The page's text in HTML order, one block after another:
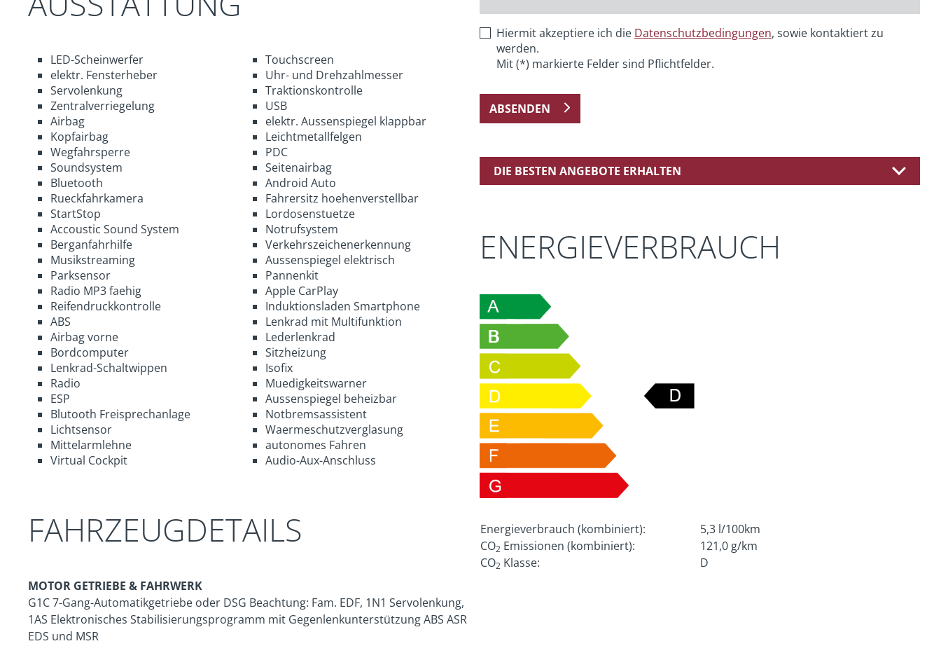
LED-Scheinwerfer
elektr. Fensterheber
Servolenkung
Zentralverriegelung
Airbag
Kopfairbag
Wegfahrsperre
Soundsystem
Bluetooth
Rueckfahrkamera
StartStop
Accoustic Sound System
Berganfahrhilfe
Musikstreaming
Parksensor
Radio MP3 faehig
Reifendruckkontrolle
ABS
Airbag vorne
Bordcomputer
Lenkrad-Schaltwippen
Radio
ESP
Blutooth Freisprechanlage
Lichtsensor
Mittelarmlehne
Virtual Cockpit
Touchscreen
Uhr- und Drehzahlmesser
Traktionskontrolle
USB
elektr. Aussenspiegel klappbar
Leichtmetallfelgen
PDC
Seitenairbag
Android Auto
Fahrersitz hoehenverstellbar
Lordosenstuetze
Notrufsystem
Verkehrszeichenerkennung
Aussenspiegel elektrisch
Pannenkit
Apple CarPlay
Induktionsladen Smartphone
Lenkrad mit Multifunktion
Lederlenkrad
Sitzheizung
Isofix
Muedigkeitswarner
Aussenspiegel beheizbar
Notbremsassistent
Waermeschutzverglasung
autonomes Fahren
Audio-Aux-Anschluss
FAHRZEUGDETAILS
MOTOR GETRIEBE & FAHRWERK
G1C 7-Gang-Automatikgetriebe oder DSG Beachtung: Fam. EDF, 1N1 Servolenkung,
1AS Elektronisches Stabilisierungsprogramm mit Gegenlenkunterstützung ABS ASR
EDS und MSR
Hiermit akzeptiere ich die Datenschutzbedingungen, sowie kontaktiert zu
werden.
Mit (*) markierte Felder sind Pflichtfelder.
ABSENDEN
DIE BESTEN ANGEBOTE ERHALTEN
ENERGIEVERBRAUCH
Energieverbrauch (kombiniert):
5,3 l/100km
CO2 Emissionen (kombiniert):
121,0 g/km
CO2 Klasse: D